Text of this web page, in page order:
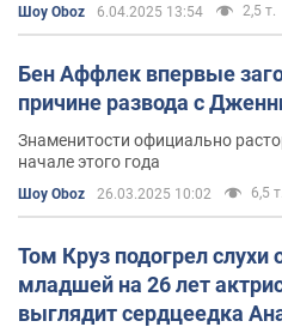
Шоу Oboz 6.04.2025 13:54 2,5 т.
Бен Аффлек впервые
причине развода с
Знаменитости официально
начале этого года
Шоу Oboz 26.03.2025 10:02 6,5 т.
Том Круз подогрел слухи
младшей на 26 лет
выглядит сердцеедка